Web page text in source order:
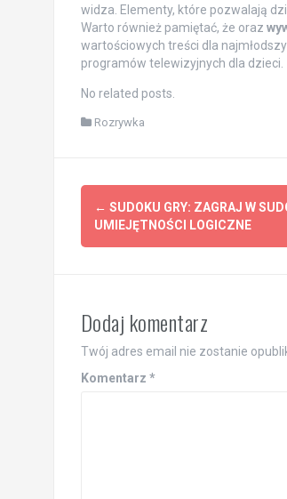
widza. Elementy, które pozwalają
Warto również pamiętać, że oraz
wartościowych treści dla
programów telewizyjnych dla dzieci.
No related posts.
Rozrywka
Post
navigation
← SUDOKU GRY: ZAGRAJ W
UMIEJĘTNOŚCI LOGICZNE
Dodaj komentarz
Twój adres email nie zostanie
Komentarz *